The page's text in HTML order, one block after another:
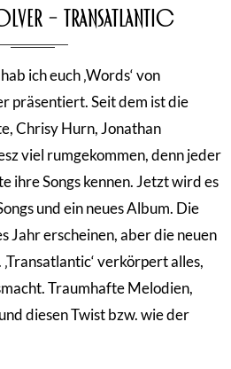
– Transatlantic
ich euch ‚Words‘ von
präsentiert. Seit dem ist die
Chrisy Hurn, Jonathan
viel rumgekommen, denn jeder
ihre Songs kennen. Jetzt wird es
und ein neues Album. Die
Jahr erscheinen, aber die neuen
verkörpert alles,
Traumhafte Melodien,
diesen Twist bzw. wie der